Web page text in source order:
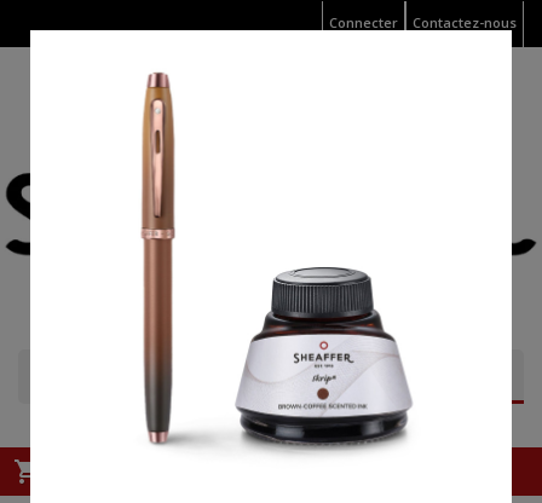
Connecter Contactez-nous
shopping_cart